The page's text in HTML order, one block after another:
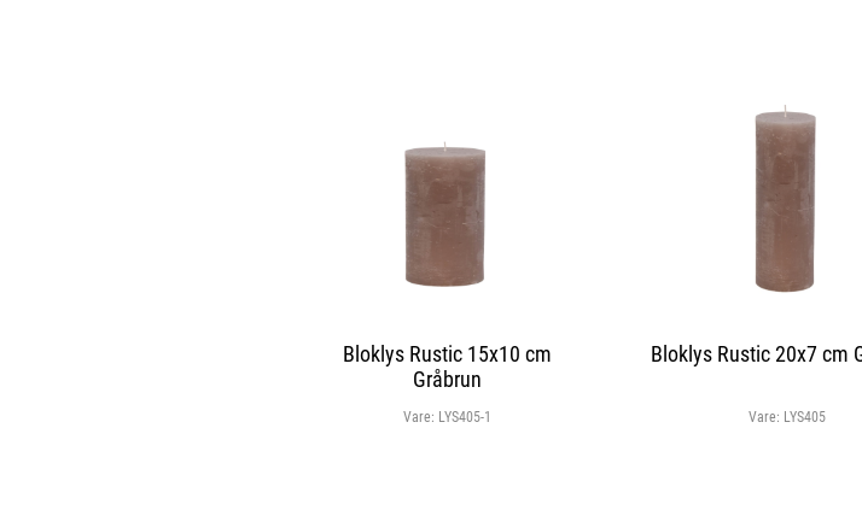
Bloklys Rustic 15x10 cm
Gråbrun
Vare: LYS405-1
Bloklys Rustic 20x7 cm
Vare: LYS405